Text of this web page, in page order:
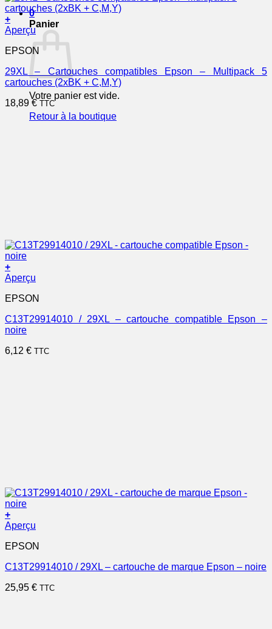
0
Panier
Votre panier est vide.
Retour à la boutique
+
Aperçu
EPSON
29XL – Cartouches compatibles Epson – Multipack 5
cartouches (2xBK + C,M,Y)
18,89 € TTC
+
Aperçu
EPSON
C13T29914010 / 29XL – cartouche compatible Epson –
noire
6,12 € TTC
+
Aperçu
EPSON
C13T29914010 / 29XL – cartouche de marque Epson – noire
25,95 € TTC